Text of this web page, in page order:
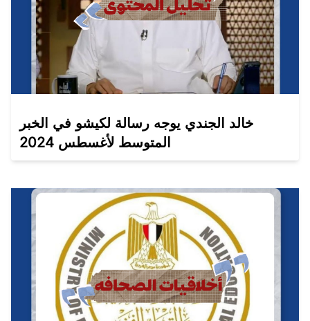
خالد الجندي يوجه رسالة لكيشو في الخبر
المتوسط لأغسطس 2024